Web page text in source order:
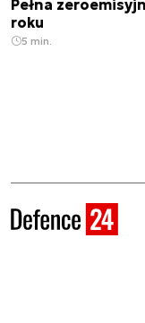
Pełna
roku
5 min.